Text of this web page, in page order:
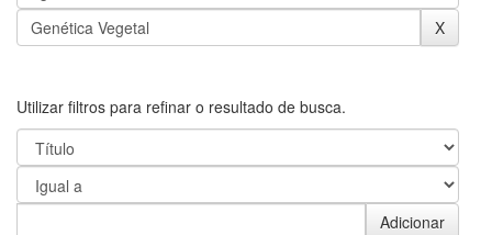
Utilizar filtros para refinar o resultado de busca.